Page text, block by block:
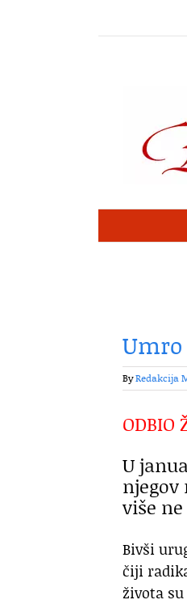
ByRedakcija
ODBIO
U
njegov
više
Bivši
čiji
života